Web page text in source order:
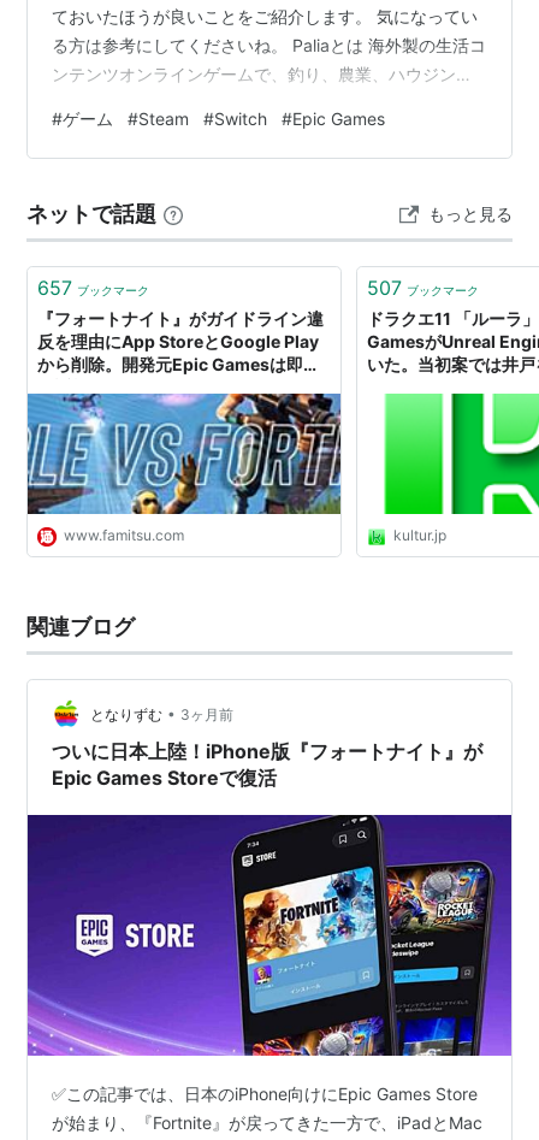
ておいたほうが良いことをご紹介します。 気になってい
る方は参考にしてくださいね。 Paliaとは 海外製の生活コ
ンテンツオンラインゲームで、釣り、農業、ハウジン
料理、牧場経営ができるゲームです。 PCだけでなく、
Switchでもプレイ可能です。 基本無料のオンラインゲー
庭の風景とポストと出荷箱のみになります。（2026年7
月時点） グライダーや乗り物は無課金でももらえますの
で、課金しなくて…
#ゲーム #Steam #Switch #Epic Games
ネットで話題 もっと見る
657 ブックマーク
『フォートナイト』がガイドライン違
反を理由にApp StoreとGoogle Play
から削除。開発元Epic Gamesは即座
パロディCMまで公開 | ゲーム・エン
タメ最新情報のファミ通.com
www.famitsu.com
507 ブックマーク
ドラクエ11 「ルーラ
GamesがUnreal
いた。当初案では井
kultur.jp
関連ブログ
となりずむ • 3ヶ月前
ついに日本上陸！iPhone版『フォートナイト』が
Epic Games Storeで復活
✅この記事では、日本のiPhone向けにEpic Games Store
が始まり、『Fortnite』が戻ってきた一方で、iPadとMac